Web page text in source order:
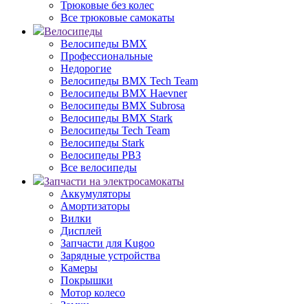
Трюковые без колес
Все трюковые самокаты
Велосипеды
Велосипеды BMX
Профессиональные
Недорогие
Велосипеды BMX Tech Team
Велосипеды BMX Haevner
Велосипеды BMX Subrosa
Велосипеды BMX Stark
Велосипеды Tech Team
Велосипеды Stark
Велосипеды РВЗ
Все велосипеды
Запчасти на электросамокаты
Аккумуляторы
Амортизаторы
Вилки
Дисплей
Запчасти для Kugoo
Зарядные устройства
Камеры
Покрышки
Мотор колесо